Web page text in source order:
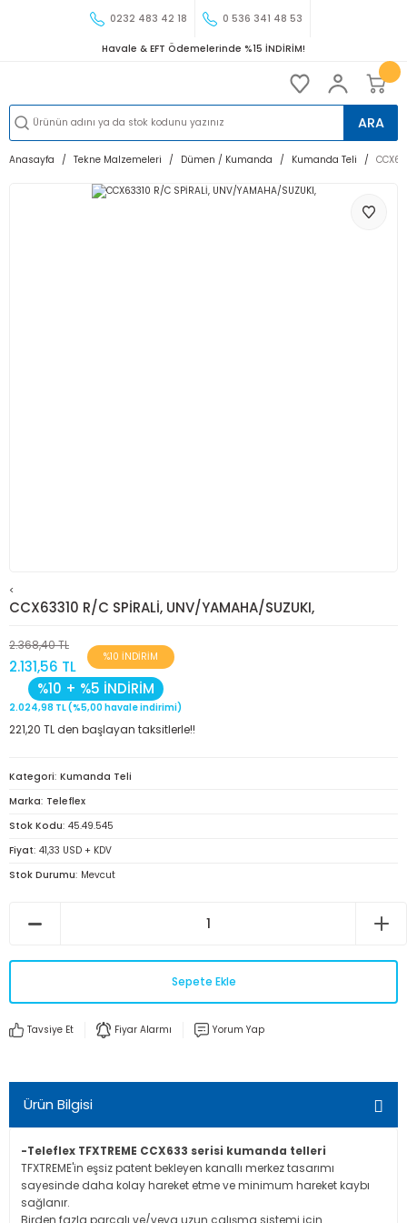
0232 483 42 18 0 536 341 48 53
Havale & EFT Ödemelerinde %15 İNDİRİM!
ARA
Anasayfa Tekne Malzemeleri Dümen / Kumanda Kumanda Teli
<
CCX63310 R/C SPİRALİ, UNV/YAMAHA/SUZUKI,
2.368,40 TL
2.131,56 TL
%10 İNDİRİM
%10 + %5 İNDİRİM
2.024,98 TL (%5,00 havale indirimi)
221,20 TL den başlayan taksitlerle!!
Kategori Kumanda Teli
Marka Teleflex
Stok Kodu 45.49.545
Fiyat 41,33 USD + KDV
Stok Durumu Mevcut
Sepete Ekle
Tavsiye Et Fiyar Alarmı Yorum Yap
Ürün Bilgisi
-Teleflex TFXTREME CCX633 serisi kumanda telleri
TFXTREME'in eşsiz patent bekleyen kanallı merkez tasarımı
sayesinde daha kolay hareket etme ve minimum hareket kaybı
sağlanır.